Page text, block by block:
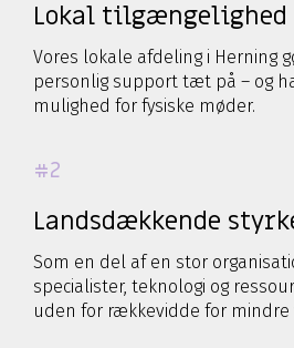
Lokal tilgængelighed
Vores lokale afdeling i Herning
personlig support tæt på – og
mulighed for fysiske møder.
#2
Landsdækkende
Som en del af en stor
specialister, teknologi og
uden for rækkevidde for mindre